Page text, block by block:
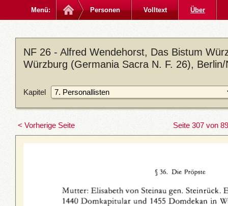
Menü: Personen Volltext Über
NF 26 - Alfred Wendehorst, Das Bistum
Würzburg (Germania Sacra N. F. 26), Berlin/
Kapitel
< Vorherige Seite Seite 307 von